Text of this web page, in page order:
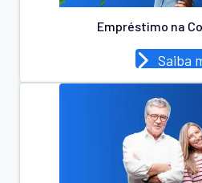
Empréstimo na
Saiba